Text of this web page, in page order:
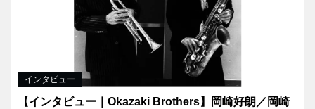
インタビュー
【インタビュー｜Okazaki Brothers】岡崎好朗／岡崎